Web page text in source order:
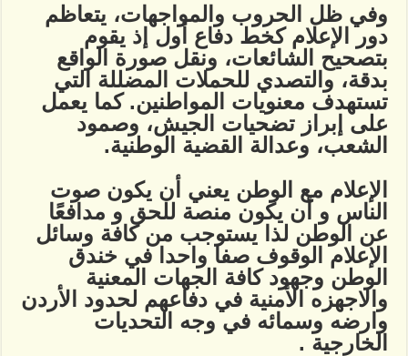
وفي ظل الحروب والمواجهات، يتعاظم
دور الإعلام كخط دفاع أول إذ يقوم
بتصحيح الشائعات، ونقل صورة الواقع
بدقة، والتصدي للحملات المضللة التي
تستهدف معنويات المواطنين. كما يعمل
على إبراز تضحيات الجيش، وصمود
الشعب، وعدالة القضية الوطنية.
الإعلام مع الوطن يعني أن يكون صوت
الناس و أن يكون منصة للحق و مدافعًا
عن الوطن لذا يستوجب من كافة وسائل
الإعلام الوقوف صفا واحدا في خندق
الوطن وجهود كافة الجهات المعنية
والاجهزه الأمنية في دفاعهم لحدود الأردن
وارضه وسمائه في وجه التحديات
الخارجية .